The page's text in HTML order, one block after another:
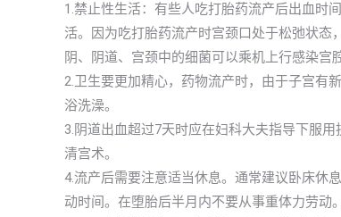
1.禁止性生活：有些人吃打胎药流产后出血时
活。因为吃打胎药流产时宫颈口处于松弛状
阴、阴道、宫颈中的细菌可以乘机上行感染宫
2.卫生要更加精心，药物流产时，由于子宫有
浴洗澡。
3.阴道出血超过7天时应在妇科大夫指导下服
清宫术。
4.流产后需要注意适当休息。通常建议卧床休
动时间。在堕胎后半月内不要从事重体力劳动。